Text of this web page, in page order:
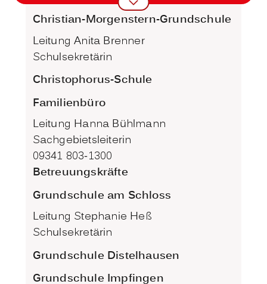
Christian-Morgenstern-Grundschule
Leitung Anita Brenner
Schulsekretärin
Christophorus-Schule
Familienbüro
Leitung Hanna Bühlmann
Sachgebietsleiterin
09341 803-1300
Betreuungskräfte
Grundschule am Schloss
Leitung Stephanie Heß
Schulsekretärin
Grundschule Distelhausen
Grundschule Impfingen